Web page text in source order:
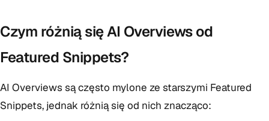
Czym różnią się AI Overviews od
Featured Snippets?
AI Overviews są często mylone ze starszymi Featured
Snippets, jednak różnią się od nich znacząco: